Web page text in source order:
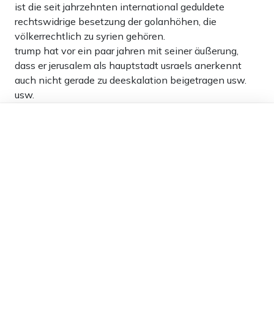
ist die seit jahrzehnten international geduldete
rechtswidrige besetzung der golanhöhen, die
völkerrechtlich zu syrien gehören.
trump hat vor ein paar jahren mit seiner äußerung,
dass er jerusalem als hauptstadt usraels anerkennt
auch nicht gerade zu deeskalation beigetragen usw.
usw.